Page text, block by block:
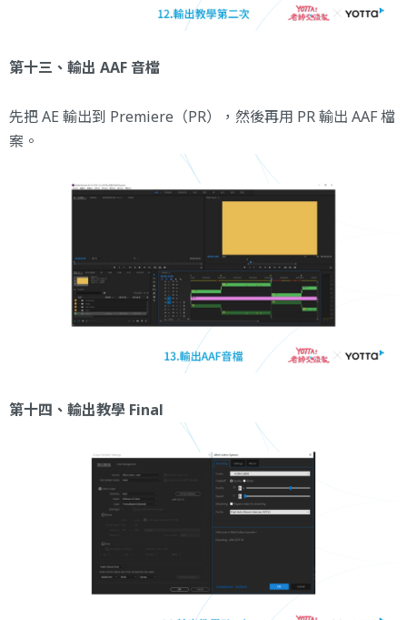
第十三、輸出 AAF 音檔
先把 AE 輸出到 Premiere（PR），然後再用 PR 輸出 AAF 檔
案。
第十四、輸出教學 Final